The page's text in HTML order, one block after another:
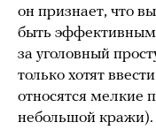
он признает, что
быть эффективным
за уголовный
только хотят
относятся мелкие
небольшой кражи).